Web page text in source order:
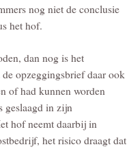
nog niet de conclusie
het hof.
dan nog is het
opzeggingsbrief daar ook
of had kunnen worden
geslaagd in zijn
hof neemt daarbij in
het risico draagt dat